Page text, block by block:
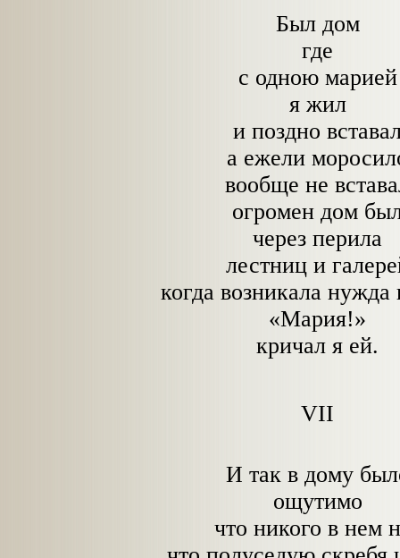
Был дом
где
с одною марией
я жил
и поздно
а ежели
вообще не
огромен дом
через перила
лестниц и
когда возникала нужда
«Мария!»
кричал я ей.
VII
И так в дому
ощутимо
что никого в нем